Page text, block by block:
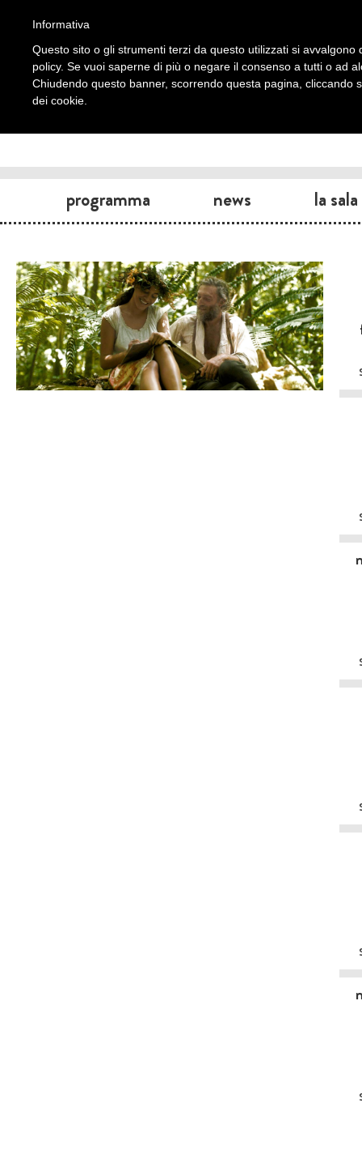
programma news la sala
Informativa
Questo sito o gli strumenti terzi da questo utilizzati si
policy. Se vuoi saperne di più o negare il consenso a tutti o ad
Chiudendo questo banner, scorrendo questa pagina, cliccando
dei cookie.